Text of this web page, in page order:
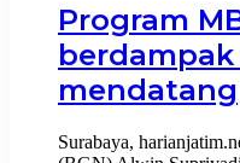
Program
berdampak
mendatang
Surabaya,